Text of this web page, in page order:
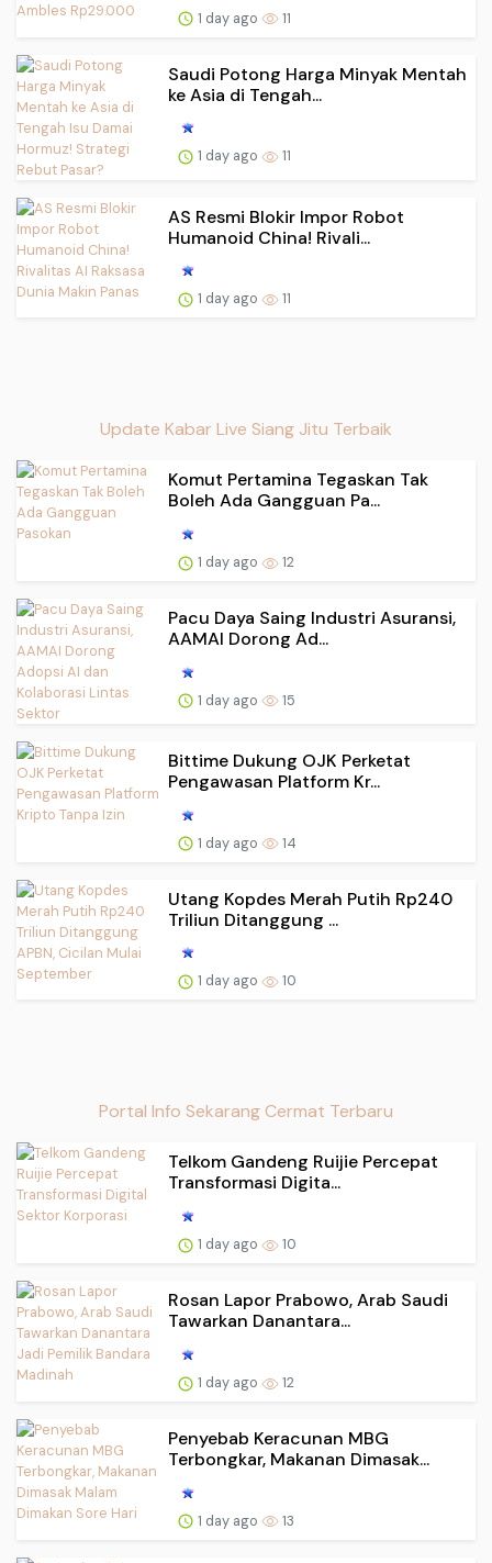
1 day ago 11
Saudi Potong Harga Minyak Mentah
ke Asia di Tengah...
1 day ago 11
AS Resmi Blokir Impor Robot
Humanoid China! Rivali...
1 day ago 11
Update Kabar Live Siang Jitu Terbaik
Komut Pertamina Tegaskan Tak
Boleh Ada Gangguan Pa...
1 day ago 12
Pacu Daya Saing Industri Asuransi,
AAMAI Dorong Ad...
1 day ago 15
Bittime Dukung OJK Perketat
Pengawasan Platform Kr...
1 day ago 14
Utang Kopdes Merah Putih Rp240
Triliun Ditanggung ...
1 day ago 10
Portal Info Sekarang Cermat Terbaru
Telkom Gandeng Ruijie Percepat
Transformasi Digita...
1 day ago 10
Rosan Lapor Prabowo, Arab Saudi
Tawarkan Danantara...
1 day ago 12
Penyebab Keracunan MBG
Terbongkar, Makanan Dimasak...
1 day ago 13